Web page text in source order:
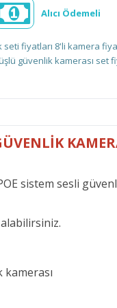
Alıcı Ödemeli
seti fiyatları 8'li kamera
güvenlik kamerası set
sistem sesli